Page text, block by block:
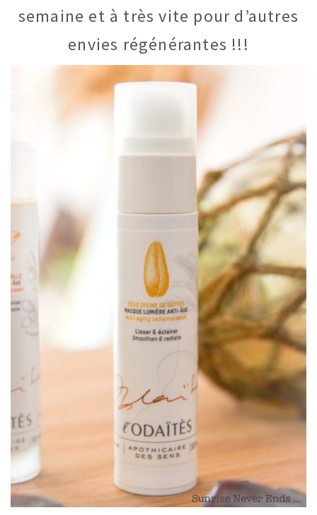
semaine et à très vite pour d’autres
envies régénérantes !!!